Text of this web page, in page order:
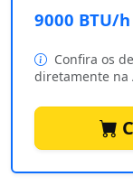
9000 BTU/
Confira os
diretamente na